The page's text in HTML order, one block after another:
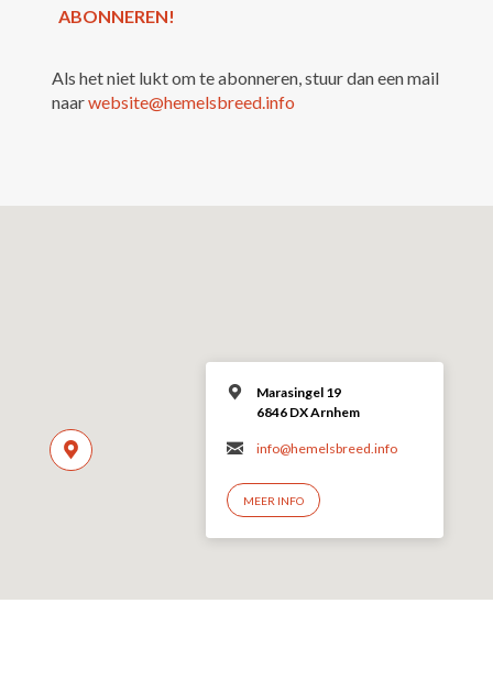
Als het niet lukt om te abonneren, stuur dan een mail
naarwebsite@hemelsbreed.info
Marasingel 19
6846 DX Arnhem
info@hemelsbreed.info
MEER INFO